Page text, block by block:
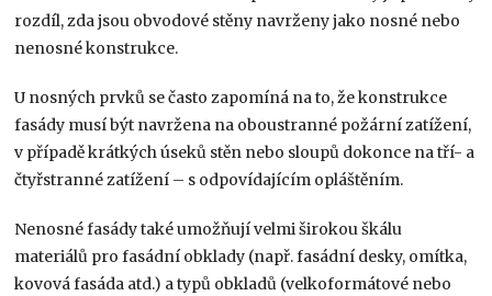
rozdíl, zda jsou obvodové stěny navrženy jako nosné nebo
nenosné konstrukce.
U nosných prvků se často zapomíná na to, že konstrukce
fasády musí být navržena na oboustranné požární zatížení,
v případě krátkých úseků stěn nebo sloupů dokonce na tří- a
čtyřstranné zatížení – s odpovídajícím opláštěním.
Nenosné fasády také umožňují velmi širokou škálu
materiálů pro fasádní obklady (např. fasádní desky, omítka,
kovová fasáda atd.) a typů obkladů (velkoformátové nebo